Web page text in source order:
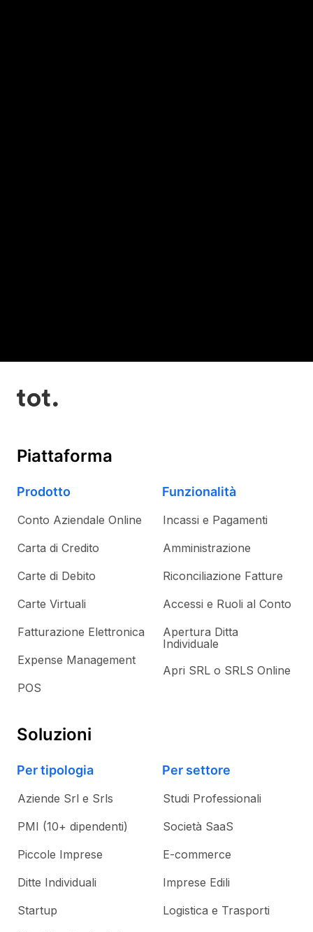
Piattaforma
Prodotto
Conto Aziendale Online
Carta di Credito
Carte di Debito
Carte Virtuali
Fatturazione Elettronica
Expense Management
POS
Funzionalità
Incassi e Pagamenti
Amministrazione
Riconciliazione Fatture
Accessi e Ruoli al Conto
Apertura Ditta
Individuale
Apri SRL o SRLS Online
Soluzioni
Per tipologia
Aziende Srl e Srls
PMI (10+ dipendenti)
Piccole Imprese
Ditte Individuali
Startup
Per settore
Studi Professionali
Società SaaS
E-commerce
Imprese Edili
Logistica e Trasporti